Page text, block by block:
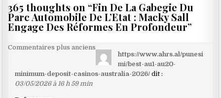
365 thoughts on “Fin De La Gabegie Du
Parc Automobile De L’Etat : Macky Sall
Engage Des Réformes En Profondeur”
Navigation
les
commentaires
Commentaires plus anciens
https://www.ahrs.al/punesi
mi/best-au1-au20-
minimum-deposit-casinos-australia-2026/ dit :
03/05/2026 à 16 h 59 min